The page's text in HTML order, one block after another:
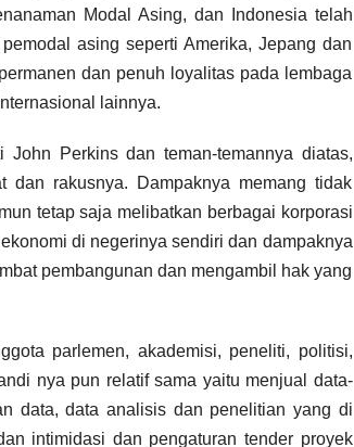
Modal Asing, dan Indonesia telah
asing seperti Amerika, Jepang dan
dan penuh loyalitas pada lembaga
lainnya.
Perkins dan teman-temannya diatas,
rakusnya. Dampaknya memang tidak
tetap saja melibatkan berbagai korporasi
di negerinya sendiri dan dampaknya
pembangunan dan mengambil hak yang
parlemen, akademisi, peneliti, politisi,
nya pun relatif sama yaitu menjual data-
data, data analisis dan penelitian yang di
intimidasi dan pengaturan tender proyek